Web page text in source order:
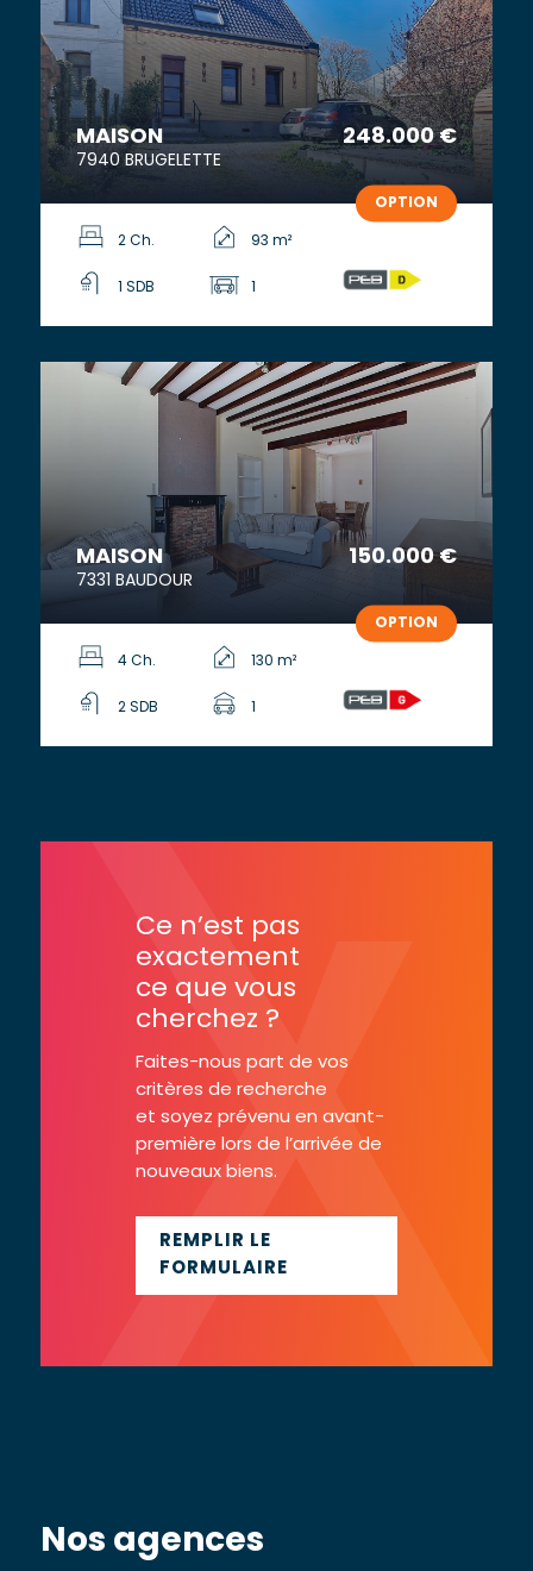
MAISON 248.000 €
7940 BRUGELETTE
OPTION
2 Ch. 93 m²
1 SDB
MAISON 150.000 €
7331 BAUDOUR
OPTION
4 Ch. 130 m²
2 SDB
Ce n’est pas
exactement
ce que vous
cherchez ?
Faites-nous part de vos
critères de recherche
et soyez prévenu en avant-
première lors de l’arrivée de
nouveaux biens.
REMPLIR LE
FORMULAIRE
Nos agences